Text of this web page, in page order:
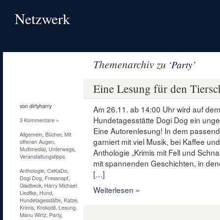
Netzwerk
Themenarchiv zu ‘Party’
von dirtyharry
3 Kommentare »
Allgemein, Bücher, Mit
offenen Augen,
Multimedial, Unterwegs,
Veranstaltungstipps
Anthologie, CeKaDo,
Dogi Dog, Fressnapf,
Gladbeck, Harry Michael
Liedtke, Hund,
Hundetagesstätte, Katze,
Krimis, Krokodil, Lesung,
Manu Wirtz, Party,
Eine Lesung für den
Am 26.11. ab 14:00 Uhr wird auf
Hundetagesstätte Dogi Dog ein
Eine Autorenlesung! In dem
garniert mit viel Musik, bei Kaffee
Anthologie „Krimis mit Fell und
mit spannenden Geschichten, in
[…]
Weiterlesen »